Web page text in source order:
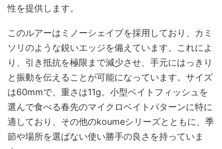
性を提供します。
このルアーはミノーシェイプを採用しており、カミ
ソリのような鋭いエッジを備えています。これによ
り、引き抵抗を極限まで減少させ、手元にはっきり
と振動を伝えることが可能になっています。サイズ
は60mmで、重さは11g。小型ベイトフィッシュを
選んで食べる春先のマイクロベイトパターンに特に
適しており、その他のkoumeシリーズとともに、季
節や場所を選ばない使い勝手の良さを持っていま